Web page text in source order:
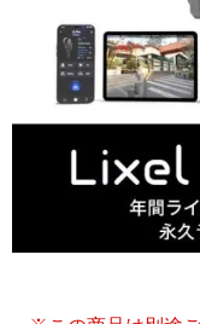
水中ドローン
RC・ロボット部品
講習会･国家資格･